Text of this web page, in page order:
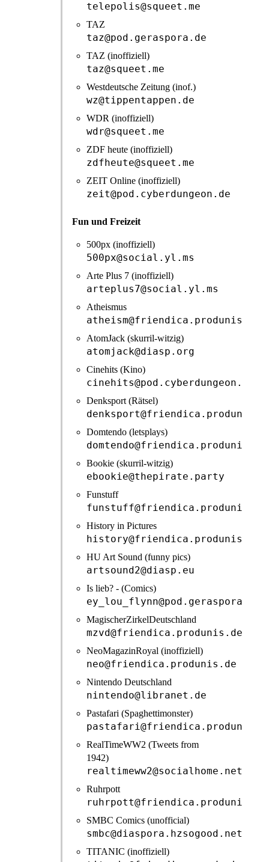
telepolis@squeet.me
TAZ
taz@pod.geraspora.de
TAZ (inoffiziell)
taz@squeet.me
Westdeutsche Zeitung (inof.)
wz@tippentappen.de
WDR (inoffiziell)
wdr@squeet.me
ZDF heute (inoffiziell)
zdfheute@squeet.me
ZEIT Online (inoffiziell)
zeit@pod.cyberdungeon.de
Fun und Freizeit
500px (inoffiziell)
500px@social.yl.ms
Arte Plus 7 (inoffiziell)
arteplus7@social.yl.ms
Atheismus
atheism@friendica.produnis.de
AtomJack (skurril-witzig)
atomjack@diasp.org
Cinehits (Kino)
cinehits@pod.cyberdungeon.de
Denksport (Rätsel)
Domtendo (letsplays)
domtendo@friendica.produnis.de
Bookie (skurril-witzig)
ebookie@thepirate.party
Funstuff
funstuff@friendica.produnis.de
History in Pictures
history@friendica.produnis.de
HU Art Sound (funny pics)
artsound2@diasp.eu
Is lieb? - (Comics)
ey_lou_flynn@pod.geraspora.de
MagischerZirkelDeutschland
mzvd@friendica.produnis.de
NeoMagazinRoyal (inoffiziell)
neo@friendica.produnis.de
Nintendo Deutschland
nintendo@libranet.de
Pastafari (Spaghettimonster)
RealTimeWW2 (Tweets from
1942)
realtimeww2@socialhome.network
Ruhrpott
ruhrpott@friendica.produnis.de
SMBC Comics (unofficial)
smbc@diaspora.hzsogood.net
TITANIC (inoffiziell)